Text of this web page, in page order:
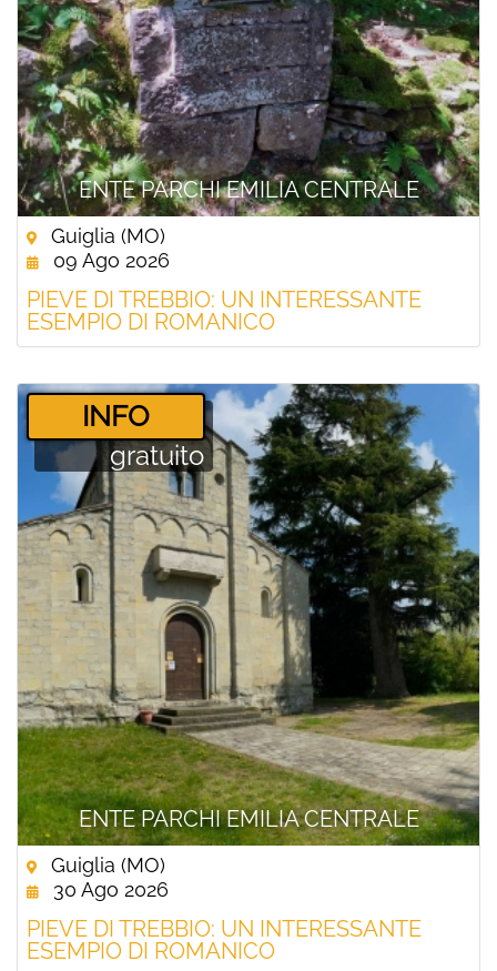
ENTE PARCHI EMILIA CENTRALE
Guiglia (MO)
09 Ago 2026
PIEVE DI TREBBIO: UN INTERESSANTE
ESEMPIO DI ROMANICO
ENTE PARCHI EMILIA CENTRALE
­INFO
gratuito
Guiglia (MO)
30 Ago 2026
PIEVE DI TREBBIO: UN INTERESSANTE
ESEMPIO DI ROMANICO